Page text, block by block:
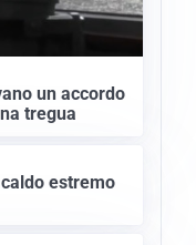
un accordo
tregua
estremo